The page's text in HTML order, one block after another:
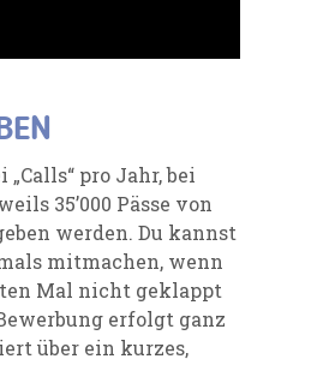
„Calls“ pro Jahr, bei
35’000 Pässe von
werden. Du kannst
mitmachen, wenn
Mal nicht geklappt
erfolgt ganz
über ein kurzes,